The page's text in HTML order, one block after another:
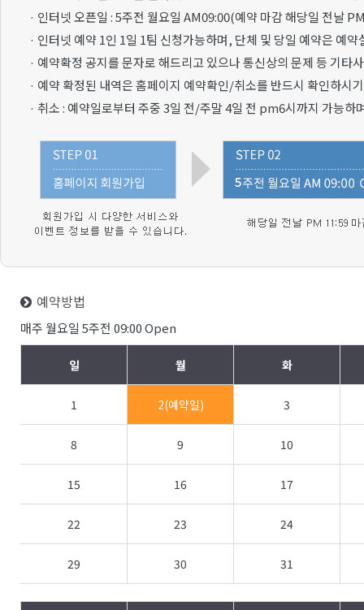
· 인터넷 오픈일 : 5주전 월요일 AM09:00(예약 마감 해당일 전날
· 인터넷 예약 1인 1일 1팀 신청가능하며, 단체 및 당일 예약은 예약
· 예약확정 공지를 문자로 해드리고 있으나 통신상의 문제 등 기
· 예약 확정된 내역은 홈페이지 예약확인/취소를 반드시 확인하시
· 취소 : 예약일로부터 주중 3일 전/주말 4일 전 pm6시까지 가능하
예약방법
매주 월요일 5주전 09:00 Open
일 월 화
1 2(예약일) 3
8 9 10
15 16 17
22 23 24
29 30 31